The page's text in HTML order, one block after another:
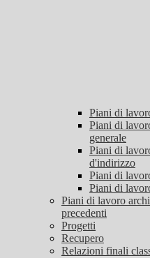
Piani di
Piani di
generale
Piani di
d'indirizzo
Piani di
Piani di
Piani di lavoro
precedenti
Progetti
Recupero
Relazioni finali